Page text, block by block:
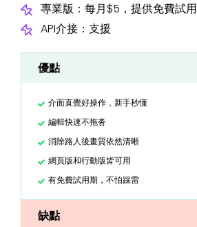
專業版：每月$5，提供免費試用
API介接：支援
優點
介面直覺好操作，新手秒懂
編輯快速不拖沓
消除路人後畫質依然清晰
網頁版和行動版皆可用
有免費試用期，不怕踩雷
缺點